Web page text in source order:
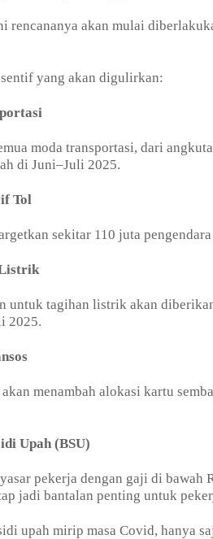
rencananya akan mulai
yang akan digulirkan:
moda transportasi, dari
di Juni–Juli 2025.
Tol
sekitar 110 juta
untuk tagihan listrik akan
2025.
menambah alokasi kartu
Upah (BSU)
pekerja dengan gaji di bawah
jadi bantalan penting untuk
upah mirip masa Covid, hanya